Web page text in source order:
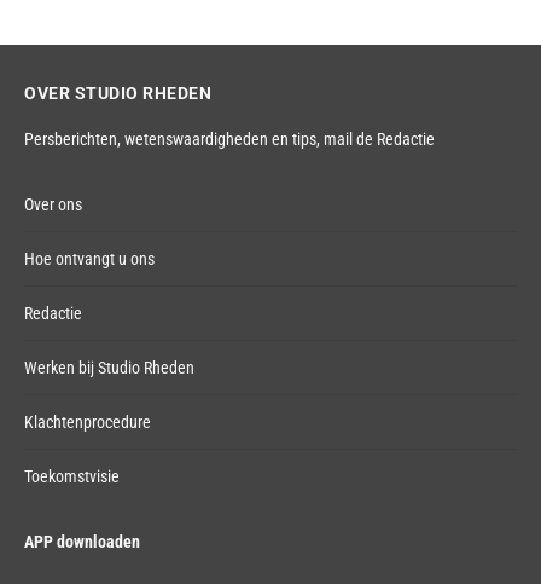
OVER STUDIO RHEDEN
Persberichten, wetenswaardigheden en tips, mail de Redactie
Over ons
Hoe ontvangt u ons
Redactie
Werken bij Studio Rheden
Klachtenprocedure
Toekomstvisie
APP downloaden